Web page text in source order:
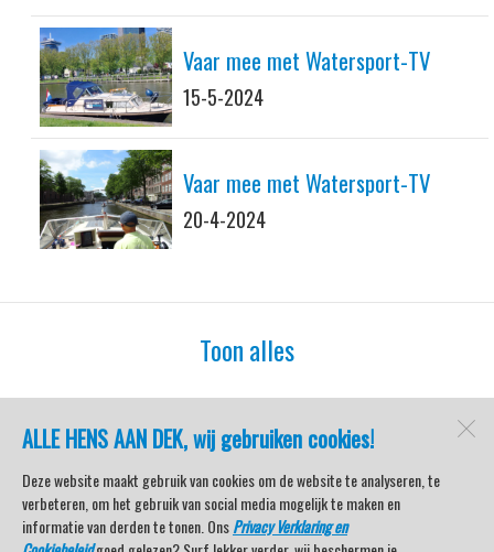
ALLE HENS AAN DEK, wij gebruiken cookies!
Deze website maakt gebruik van cookies om de website te analyseren, te
verbeteren, om het gebruik van social media mogelijk te maken en
informatie van derden te tonen. OnsPrivacy Verklaring en
Vaar mee met Watersport-TV
15-5-2024
Vaar mee met Watersport-TV
20-4-2024
Toon alles
watersport-tv
Lemmer